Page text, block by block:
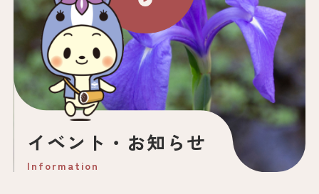
イベント・お知らせ
Information